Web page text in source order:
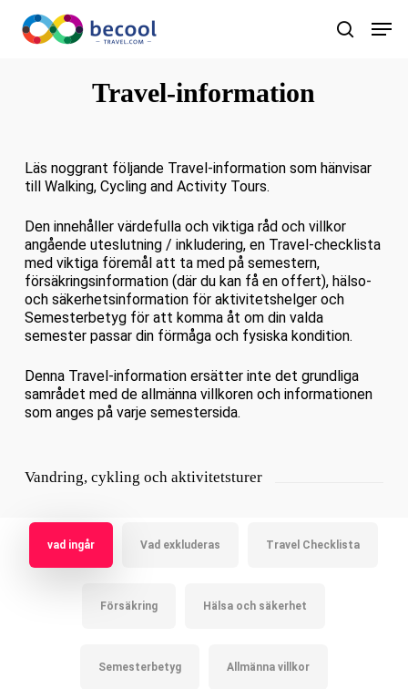
huvudinnehåll
Sök
Hem»Travel-information som hänvisar till promenader,
cykling och aktivitetsturer
Travel-information
Läs noggrant följande Travel-information som hänvisar
till Walking, Cycling and Activity Tours.
Den innehåller värdefulla och viktiga råd och villkor
angående uteslutning / inkludering, en Travel-checklista
med viktiga föremål att ta med på semestern,
försäkringsinformation (där du kan få en offert), hälso-
och säkerhetsinformation för aktivitetshelger och
Semesterbetyg för att komma åt om din valda
semester passar din förmåga och fysiska kondition.
Denna Travel-information ersätter inte det grundliga
samrådet med de allmänna villkoren och informationen
som anges på varje semestersida.
Vandring, cykling och aktivitetsturer
vad ingår Vad exkluderas Travel Checklista
Försäkring Hälsa och säkerhet
Semesterbetyg Allmänna villkor